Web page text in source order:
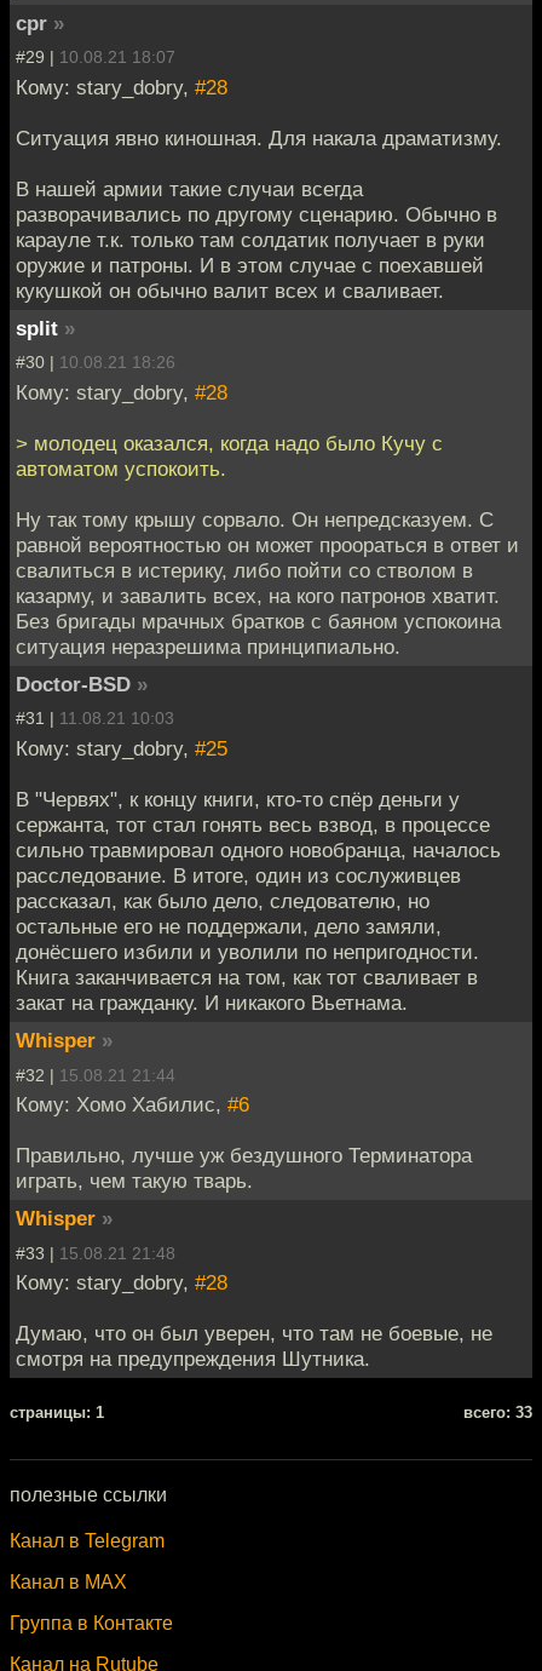
cpr »
#29 | 10.08.21 18:07
Кому: stary_dobry, #28
Ситуация явно киношная. Для накала драматизму.
В нашей армии такие случаи всегда
разворачивались по другому сценарию. Обычно в
карауле т.к. только там солдатик получает в руки
оружие и патроны. И в этом случае с поехавшей
кукушкой он обычно валит всех и сваливает.
split »
#30 | 10.08.21 18:26
Кому: stary_dobry, #28
> молодец оказался, когда надо было Кучу с
автоматом успокоить.
Ну так тому крышу сорвало. Он непредсказуем. С
равной вероятностью он может проораться в ответ и
свалиться в истерику, либо пойти со стволом в
казарму, и завалить всех, на кого патронов хватит.
Без бригады мрачных братков с баяном успокоина
ситуация неразрешима принципиально.
Doctor-BSD »
#31 | 11.08.21 10:03
Кому: stary_dobry, #25
В "Червях", к концу книги, кто-то спёр деньги у
сержанта, тот стал гонять весь взвод, в процессе
сильно травмировал одного новобранца, началось
расследование. В итоге, один из сослуживцев
рассказал, как было дело, следователю, но
остальные его не поддержали, дело замяли,
донёсшего избили и уволили по непригодности.
Книга заканчивается на том, как тот сваливает в
закат на гражданку. И никакого Вьетнама.
Whisper »
#32 | 15.08.21 21:44
Кому: Хомо Хабилис, #6
Правильно, лучше уж бездушного Терминатора
играть, чем такую тварь.
Whisper »
#33 | 15.08.21 21:48
Кому: stary_dobry, #28
Думаю, что он был уверен, что там не боевые, не
смотря на предупреждения Шутника.
cтраницы: 1 всего: 33
полезные ссылки
Канал в Telegram
Канал в MAX
Группа в Контакте
Канал на Rutube